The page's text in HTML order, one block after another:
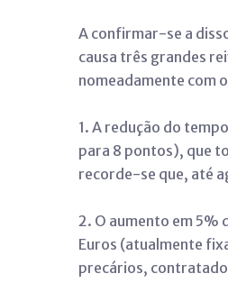
A confirmar-se a
causa três grandes
nomeadamente com
1. A redução do
para 8 pontos), que
recorde-se que, até
2. O aumento em 5%
Euros (atualmente
precários,